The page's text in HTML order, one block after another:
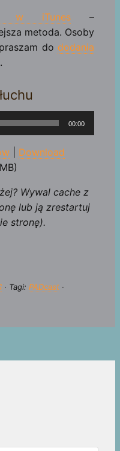
w iTunes –
metoda. Osoby
do dodania
.
00:00
| Download
Wywal cache z
lub ją zrestartuj
stronę).
· Tagi: PADcast·